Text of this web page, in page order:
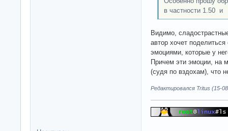
в частности 1.50 и
Видимо,
автор хочет
эмоциями, которые у
Причем эти эмоции, на
(судя по вздохам), что
Редактировался Tritus (15-